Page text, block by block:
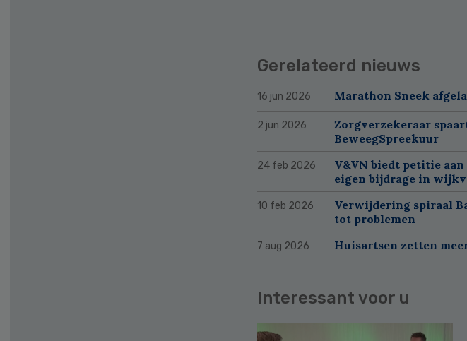
Gerelateerd nieuws
16 jun 2026 Marathon Sneek
2 jun 2026
Zorgverzekeraar
BeweegSpreekuur
24 feb 2026
V&VN biedt petitie
eigen bijdrage in
10 feb 2026
Verwijdering spiraal
tot problemen
7 aug 2026 Huisartsen zetten
Interessant voor u